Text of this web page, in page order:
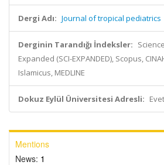
Dergi Adı: Journal of tropical pediatrics
Derginin Tarandığı İndeksler:
Expanded (SCI-EXPANDED), Scopus,
Islamicus, MEDLINE
Dokuz Eylül Üniversitesi Adresli: Evet
Mentions
News: 1